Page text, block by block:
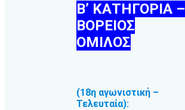
Β’ ΚΑΤΗΓΟΡΙΑ –
ΒΟΡΕΙΟΣ
ΟΜΙΛΟΣ
(18η αγωνιστική –
Τελευταία):